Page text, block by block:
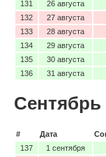
131
26 августа
132
27 августа
133
28 августа
134
29 августа
135
30 августа
136
31 августа
Сентябрь
# Дата
137
1 сентября